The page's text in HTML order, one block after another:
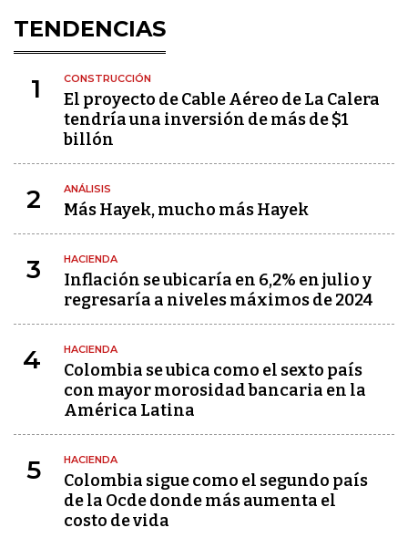
TENDENCIAS
1 CONSTRUCCIÓN
El proyecto de Cable Aéreo de La Calera
tendría una inversión de más de $1
billón
2 ANÁLISIS
Más Hayek, mucho más Hayek
3 HACIENDA
Inflación se ubicaría en 6,2% en julio y
regresaría a niveles máximos de 2024
4 HACIENDA
Colombia se ubica como el sexto país
con mayor morosidad bancaria en la
América Latina
5 HACIENDA
Colombia sigue como el segundo país
de la Ocde donde más aumenta el
costo de vida